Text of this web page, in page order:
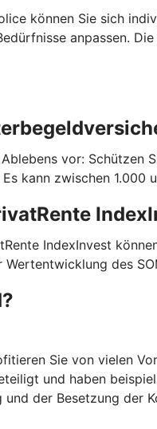
können Sie sich
anpassen.
vor: Schützen
kann zwischen
IndexInvest
des
Sie von vielen
und haben
der Besetzung der